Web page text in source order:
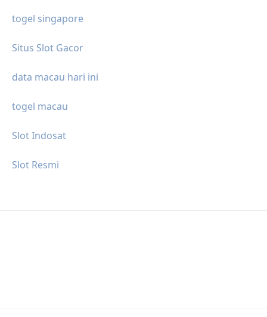
togel singapore
Situs Slot Gacor
data macau hari ini
togel macau
Slot Indosat
Slot Resmi